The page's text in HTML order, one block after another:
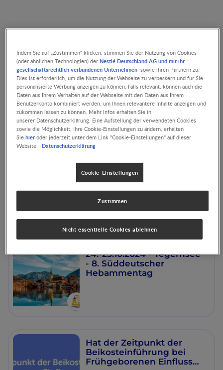
ARTIKEL
Frühgeborenennahrung
mit 2 HMO unterstützt
Wachstum,
gastrointestinale Toleranz
und Sicherheit bei
Frühgeborenen
für Frühgeborene und
Neugeborene im
24.-25.10.2024 - Tegernsee
- 8. Süddeutscher
Hebammentag
Hat der Zeitpunkt der
Beikosteinführung bei
Frühgeborenen Einfluss
Indem Sie auf „Zustimmen“ klicken, stimmen Sie der Nutzung von Cookies
(oder ähnlichen Technologien) der Nestlé Deutschland AG und mit ihr
gesellschaftsrechtlich verbundenen Unternehmen sowie ihren Partnern zu.
Dies ist erforderlich, um die Nutzung der Webseite zu verbessern und für Sie
personalisierte Werbung anzeigen zu können. Falls relevant, können auch die
Daten aus Ihrem Verhalten auf der Webseite mit den Daten aus Ihrem
Benutzerkonto kombiniert werden, um Ihnen relevantere Inhalte anzeigen und
zukommen lassen zu können. Mehr Infos erhalten Sie in
unserer Datenschutzerklärung. Eine Aufstellung der verwendeten Cookies
sowie die Möglichkeit, Ihre Cookie-Einstellungen zu ändern, erhalten
Siehier oder jederzeit unter dem Link "Cookie-Einstellungen" auf dieser
Website.
Datenschutzerklärung
Cookie-Einstellungen
Nicht essentielle Cookies ablehnen
Zustimmen